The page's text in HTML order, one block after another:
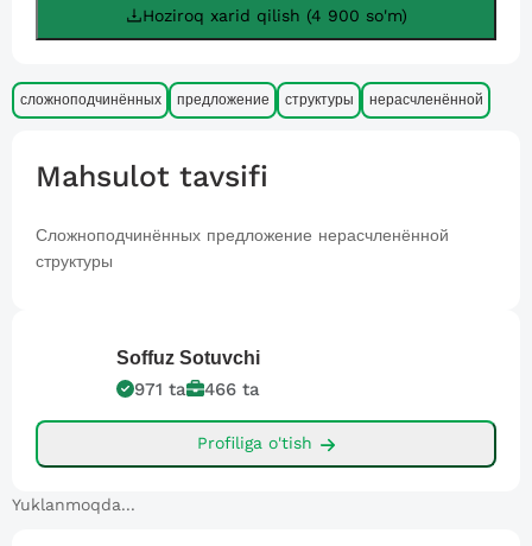
Hoziroq xarid qilish (4 900 so'm)
сложноподчинённых предложение структуры нерасчленённой
Mahsulot tavsifi
Сложноподчинённых предложение нерасчленённой
структуры
Soffuz Sotuvchi
971 ta 466 ta
Profiliga o'tish
Yuklanmoqda...